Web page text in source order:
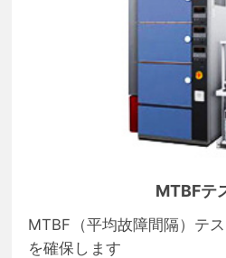
MTBFテ
MTBF（平均故障間隔）テ
を確保します